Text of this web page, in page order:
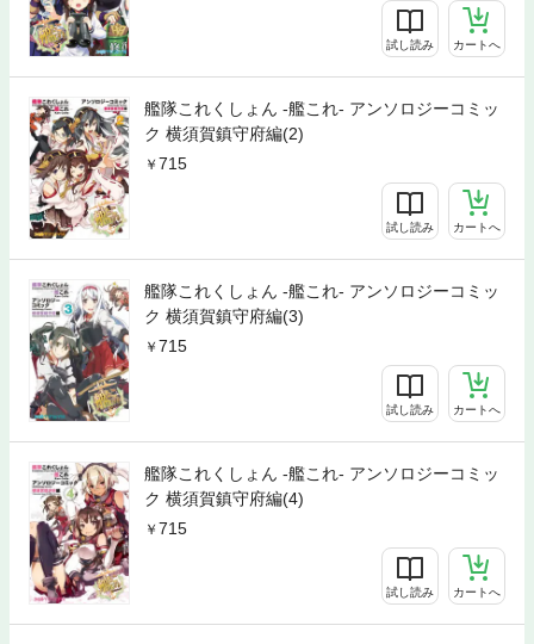
試し読み カートへ
艦隊これくしょん -艦これ- アンソロジーコミッ
ク 横須賀鎮守府編(2)
715
試し読み カートへ
艦隊これくしょん -艦これ- アンソロジーコミッ
ク 横須賀鎮守府編(3)
715
試し読み カートへ
艦隊これくしょん -艦これ- アンソロジーコミッ
ク 横須賀鎮守府編(4)
715
試し読み カートへ